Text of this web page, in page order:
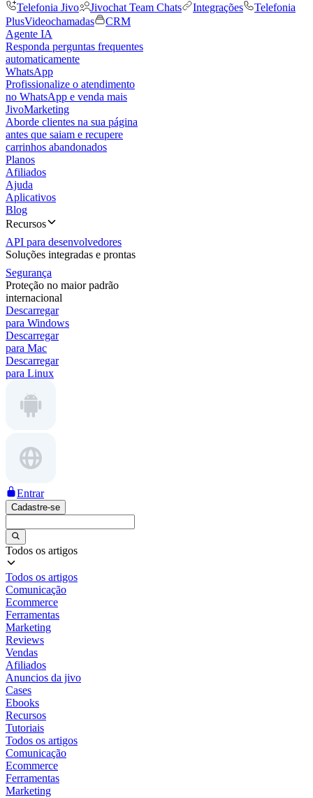
Telefonia Jivo
Jivochat Team Chats Integrações
Telefonia
PlusVideochamadas
CRM
Agente IA
Responda perguntas frequentes
automaticamente
WhatsApp
Profissionalize o atendimento
no WhatsApp e venda mais
JivoMarketing
Aborde clientes na sua página
antes que saiam e recupere
carrinhos abandonados
Planos
Afiliados
Ajuda
Aplicativos
Blog
Recursos
API para desenvolvedores
Soluções integradas e prontas
Segurança
Proteção no maior padrão
internacional
Descarregar
para Windows
Descarregar
para Mac
Descarregar
para Linux
Entrar
Cadastre-se
Todos os artigos
Todos os artigos
Comunicação
Ecommerce
Ferramentas
Marketing
Reviews
Vendas
Afiliados
Anuncios da jivo
Cases
Ebooks
Recursos
Tutoriais
Todos os artigos
Comunicação
Ecommerce
Ferramentas
Marketing